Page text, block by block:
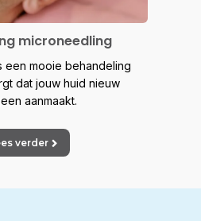
microneedling
een mooie behandeling
dat jouw huid nieuw
aanmaakt.
verder